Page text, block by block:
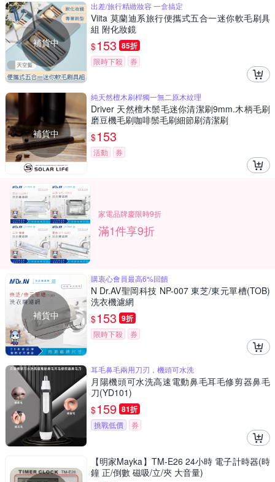
補貨中
出差/旅行精緻妝容 一盒搞定
Viita 莫蘭迪系旅行便攜式五合一迷你軟毛刷具
組 附化妝鏡
$153 85折
限時下殺 券
補貨中
純天然檀木刷桿獨一無二原木紋理
Driver 天然檀木鬃毛迷你清潔刷9mm.木柄毛刷
磨豆機毛刷咖啡鬃毛刷細節刷清潔刷
$153
活動 券
家電品牌慶限時9折
滿1件享9折
補貨中
購衷心會員最高6%回饋
N Dr.AV聖岡科技 NP-007 東芝/東元單槽(TOB)
洗衣機濾網
$153 9折
限時下殺 券
耳毛鼻毛兩用刀刃，機頭可水洗
月陽機頭可水洗高速電動鼻毛耳毛修剪器鼻毛
刀(YD101)
$159 81折
挑戰低價 券
【明家Mayka】TM-E26 24小時 電子計時器(時
鐘 正/倒數 磁吸/立/夾 大音量)